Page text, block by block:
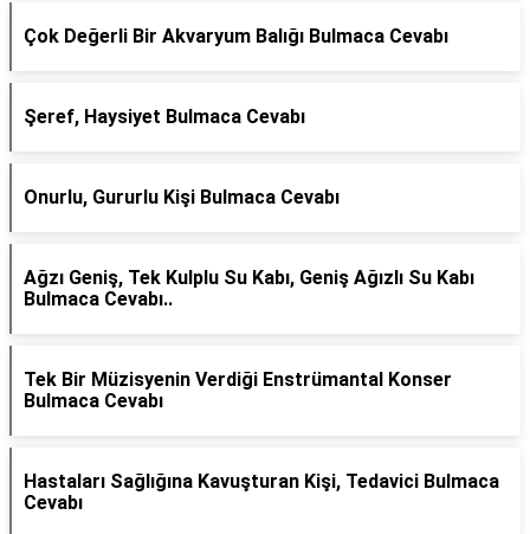
Çok Değerli Bir Akvaryum Balığı Bulmaca Cevabı
Şeref, Haysiyet Bulmaca Cevabı
Onurlu, Gururlu Kişi Bulmaca Cevabı
Ağzı Geniş, Tek Kulplu Su Kabı, Geniş Ağızlı Su Kabı
Bulmaca Cevabı..
Tek Bir Müzisyenin Verdiği Enstrümantal Konser
Bulmaca Cevabı
Hastaları Sağlığına Kavuşturan Kişi, Tedavici Bulmaca
Cevabı